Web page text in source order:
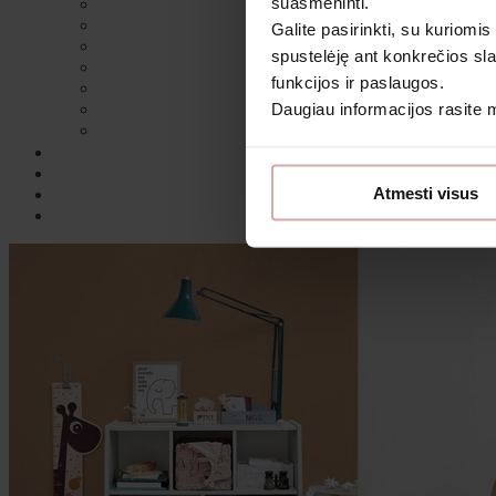
Galite pasirinkti, su
spustelėję ant konkrečios
funkcijos ir paslaugos.
Daugiau informacijos rasite
Atmesti visus
Daugiau